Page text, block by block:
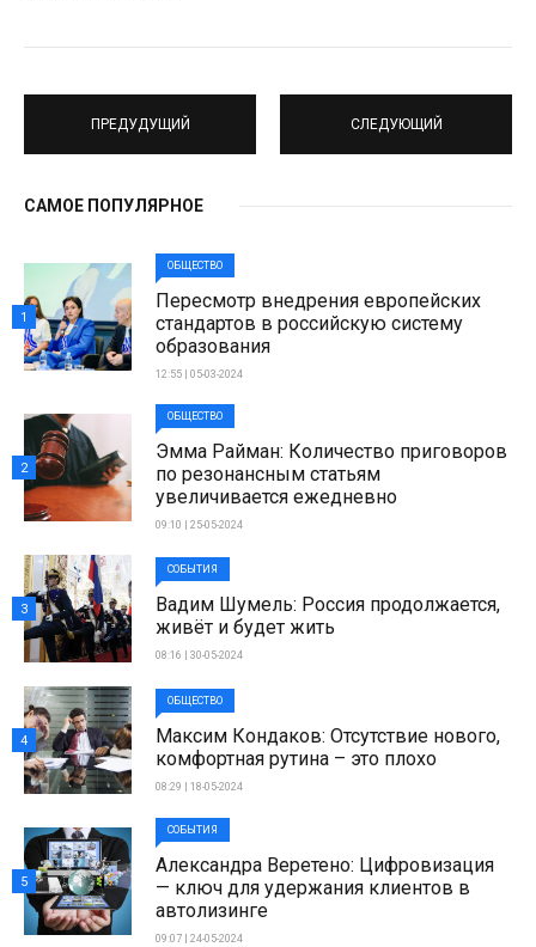
ПРЕДУДУЩИЙ СЛЕДУЮЩИЙ
САМОЕ ПОПУЛЯРНОЕ
ОБЩЕСТВО
Пересмотр внедрения европейских
стандартов в российскую систему
образования
12:55 | 05-03-2024
1
ОБЩЕСТВО
Эмма Райман: Количество приговоров
по резонансным статьям
увеличивается ежедневно
09:10 | 25-05-2024
2
СОБЫТИЯ
Вадим Шумель: Россия продолжается,
живёт и будет жить
08:16 | 30-05-2024
3
ОБЩЕСТВО
Максим Кондаков: Отсутствие нового,
комфортная рутина – это плохо
08:29 | 18-05-2024
4
СОБЫТИЯ
Александра Веретено: Цифровизация
— ключ для удержания клиентов в
автолизинге
09:07 | 24-05-2024
5